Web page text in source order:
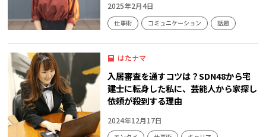
2025年2月4日
仕事術 コミュニケーション 話題
はたナマ
入居審査を通すコツは？SDN48から宅
建士に転身した私に、芸能人から家探し
依頼が殺到する理由
2024年12月17日